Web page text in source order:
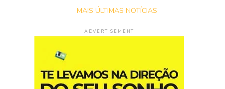
MAIS ÚLTIMAS NOTÍCIAS
ADVERTISEMENT